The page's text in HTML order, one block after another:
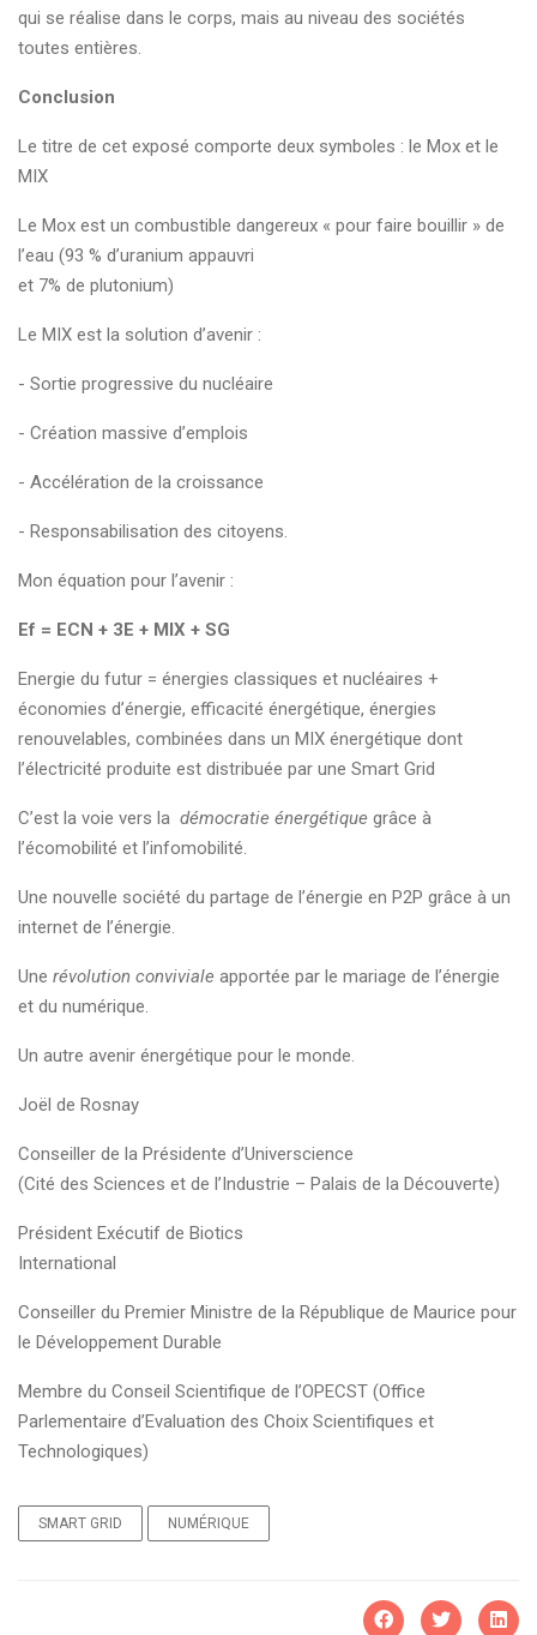
qui se réalise dans le corps, mais au niveau des sociétés
toutes entières.
Conclusion
Le titre de cet exposé comporte deux symboles : le Mox et le
MIX
Le Mox est un combustible dangereux « pour faire bouillir » de
l’eau (93 % d’uranium appauvri
et 7% de plutonium)
Le MIX est la solution d’avenir :
- Sortie progressive du nucléaire
- Création massive d’emplois
- Accélération de la croissance
- Responsabilisation des citoyens.
Mon équation pour l’avenir :
Ef = ECN + 3E + MIX + SG
Energie du futur = énergies classiques et nucléaires +
économies d’énergie, efficacité énergétique, énergies
renouvelables, combinées dans un MIX énergétique dont
l’électricité produite est distribuée par une Smart Grid
C’est la voie vers la démocratie énergétique grâce à
l’écomobilité et l’infomobilité.
Une nouvelle société du partage de l’énergie en P2P grâce à un
internet de l’énergie.
Une révolution conviviale apportée par le mariage de l’énergie
et du numérique.
Un autre avenir énergétique pour le monde.
Joël de Rosnay
Conseiller de la Présidente d’Universcience
(Cité des Sciences et de l’Industrie – Palais de la Découverte)
Président Exécutif de Biotics
International
Conseiller du Premier Ministre de la République de Maurice pour
le Développement Durable
Membre du Conseil Scientifique de l’OPECST (Office
Parlementaire d’Evaluation des Choix Scientifiques et
Technologiques)
SMART GRID NUMÉRIQUE